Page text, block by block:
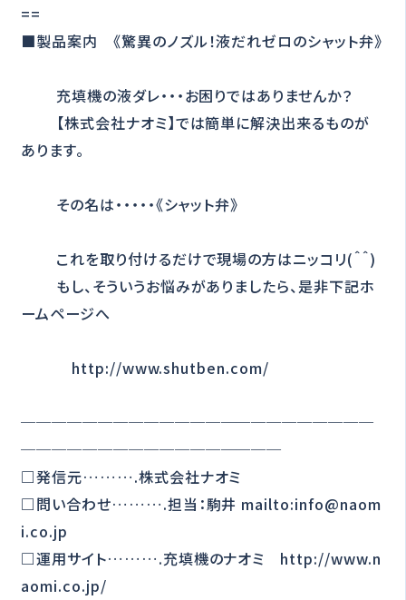
==
■製品案内 《驚異のノズル！液だれゼロのシャット弁》
充填機の液ダレ・・・お困りではありませんか？
【株式会社ナオミ】では簡単に解決出来るものが
あります。
その名は・・・・・《シャット弁》
これを取り付けるだけで現場の方はニッコリ(＾＾)
もし、そういうお悩みがありましたら、是非下記ホ
ームページへ
http://www.shutben.com/
───────────────────────
─────────────────
□発信元……….株式会社ナオミ
□問い合わせ……….担当：駒井 mailto:info@naom
i.co.jp
□運用サイト……….充填機のナオミ http://www.n
aomi.co.jp/